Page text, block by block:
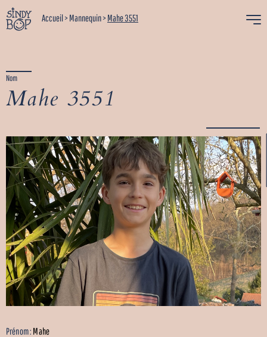
Accueil>Mannequin>Mahe 3551
Nom
Mahe 3551
Prénom : Mahe